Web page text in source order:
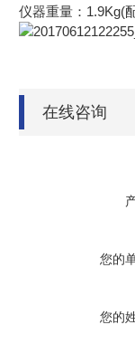
仪器重量：1.9Kg(
在线咨询
您的
您的